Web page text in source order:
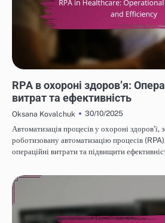
RPA в охороні здоров’я:
витрат та ефективність
Oksana Kovalchuk
30/10/2025
Автоматизація процесів у охороні здоров’ї,
роботизовану автоматизацію процесів
операційні витрати та підвищити